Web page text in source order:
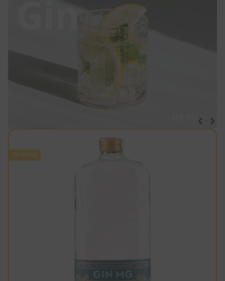
SEE ALL >>
SPAGNA